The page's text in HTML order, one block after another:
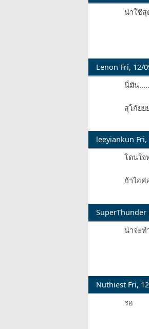
น่าใช้สุ
Lenon Fri, 12/
นี่มัน.....
สุโก้ยย
leeyiankun
โดนใจ
ถ้าไอค่
SuperThunder
น่าจะท
Nuthiest Fri,
รอ